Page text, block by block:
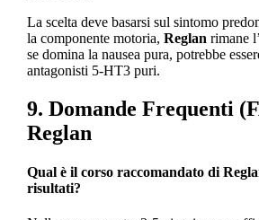
La scelta deve basarsi sul sintomo
la componente motoria, Reglan rimane
se domina la nausea pura, potrebbe
antagonisti 5-HT3 puri.
9. Domande Frequenti
Reglan
Qual è il corso raccomandato di
risultati?